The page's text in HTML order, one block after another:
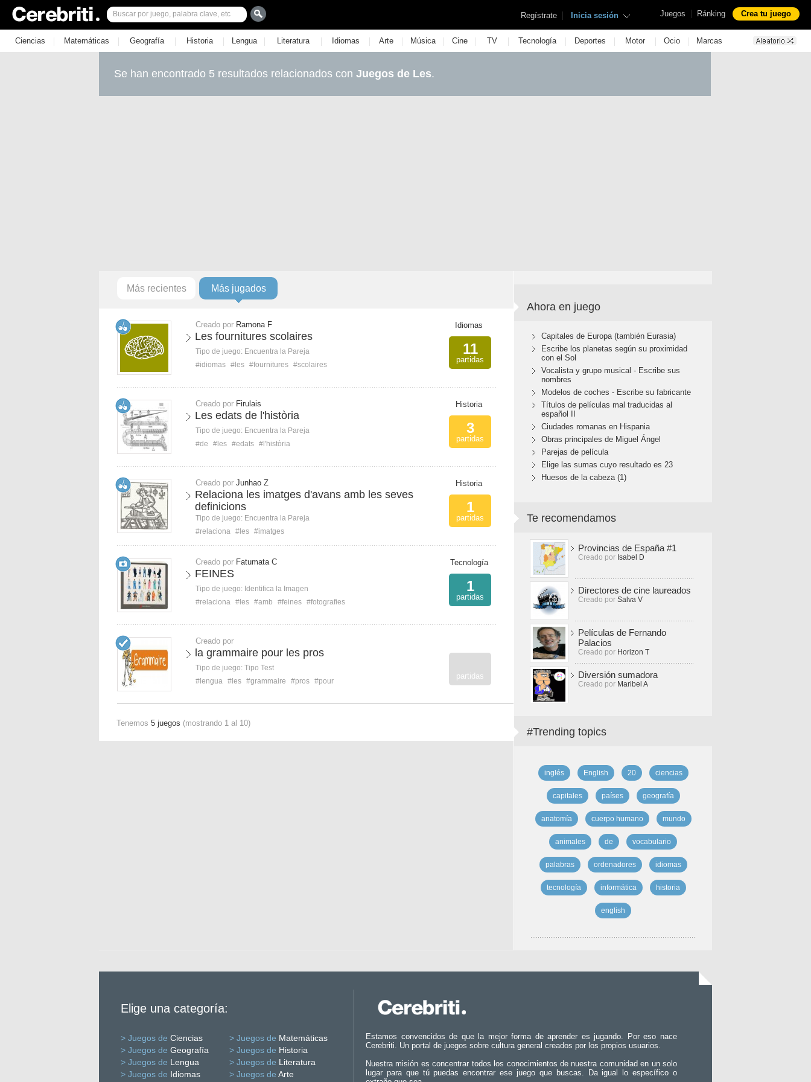
Juegos | Ránking Crea tu juego
Regístrate | Inicia sesión
Ciencias | Matemáticas | Geografía | Historia | Lengua | Literatura | Idiomas | Arte | Música | Cine | TV | Tecnología | Deportes | Motor | Ocio | Marcas
Se han encontrado 5 resultados relacionados con Juegos de Les.
Más recientes Más jugados
Creado por Ramona F
Les fournitures scolaires
Tipo de juego: Encuentra la Pareja
#idiomas #les #fournitures #scolaires
Idiomas
11
partidas
Creado por Firulais
Les edats de l'història
Tipo de juego: Encuentra la Pareja
#de
#les #edats #l'història
Historia
3
partidas
Creado por Junhao Z
Relaciona les imatges d'avans amb les seves
definicions
Tipo de juego: Encuentra la Pareja
#relaciona #les #imatges
Historia
1
partidas
Creado por Fatumata C
FEINES
Tipo de juego: Identifica la Imagen
#relaciona #les #amb #feines #fotografies
Tecnología
1
partidas
Creado por
la grammaire pour les pros
Tipo de juego: Tipo Test
#lengua #les #grammaire #pros #pour
partidas
Tenemos 5 juegos (mostrando 1 al 10)
Ahora en juego
Capitales de Europa (también Eurasia)
Escribe los planetas según su proximidad
con el Sol
Vocalista y grupo musical - Escribe sus
nombres
Modelos de coches - Escribe su fabricante
Títulos de películas mal traducidas al
español II
Ciudades romanas en Hispania
Obras principales de Miguel Ángel
Parejas de película
Elige las sumas cuyo resultado es 23
Huesos de la cabeza (1)
Te recomendamos
Provincias de España #1
Creado por Isabel D
Directores de cine laureados
Creado por Salva V
Películas de Fernando
Palacios
Creado por Horizon T
Diversión sumadora
Creado por Maribel A
#Trending topics
inglés English 20 ciencias
capitales países geografía
anatomía cuerpo humano mundo
animales de vocabulario
palabras ordenadores idiomas
tecnología informática historia
english
Elige una categoría:
> Juegos de Ciencias > Juegos de Matemáticas
> Juegos de Geografía > Juegos de Historia
> Juegos de Lengua > Juegos de Literatura
> Juegos de Idiomas > Juegos de Arte
Estamos convencidos de que la mejor forma de aprender es jugando. Por eso nace
Cerebriti. Un portal de juegos sobre cultura general creados por los propios usuarios.
Nuestra misión es concentrar todos los conocimientos de nuestra comunidad en un solo
lugar para que tú puedas encontrar ese juego que buscas. Da igual lo específico o